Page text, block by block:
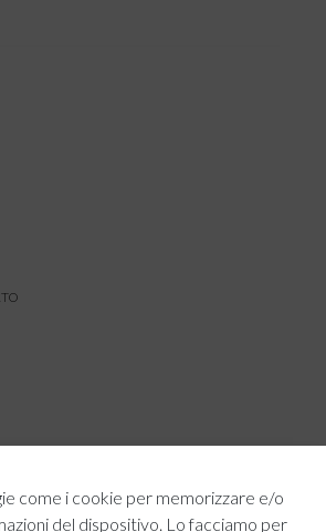
come i cookie per memorizzare e/o
del dispositivo. Lo facciamo per